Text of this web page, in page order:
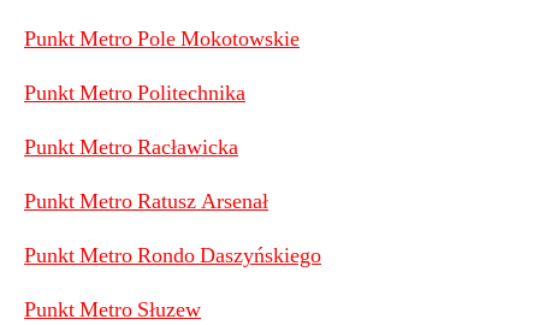
Punkt Metro Pole Mokotowskie
Punkt Metro Politechnika
Punkt Metro Racławicka
Punkt Metro Ratusz Arsenał
Punkt Metro Rondo Daszyńskiego
Punkt Metro Słuzew